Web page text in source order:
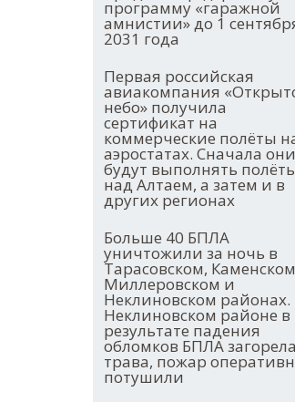
программу «гаражной
амнистии» до 1
2031 года
Первая российская
авиакомпания
небо» получила
сертификат на
коммерческие полёты
аэростатах. Сначала они
будут выполнять
над Алтаем, а затем и в
других регионах
Больше 40 БПЛА
уничтожили за ночь в
Тарасовском,
Миллеровском и
Неклиновском районах.
Неклиновском районе в
результате падения
обломков БПЛА
трава, пожар
потушили